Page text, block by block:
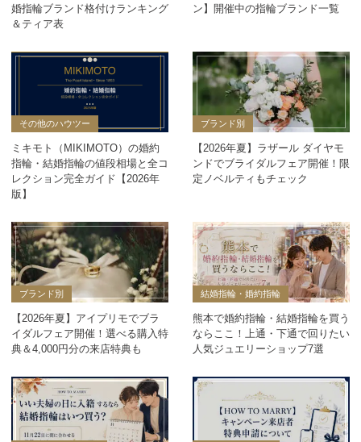
婚指輪ブランド格付けランキング
＆ティア表
ン】開催中の指輪ブランド一覧
その他のハウツー
ミキモト（MIKIMOTO）の婚約
指輪・結婚指輪の値段相場と全コ
レクション完全ガイド【2026年
版】
ブランド別
【2026年夏】ラザール ダイヤモ
ンドでブライダルフェア開催！限
定ノベルティもチェック
ブランド別
【2026年夏】アイプリモでブラ
イダルフェア開催！選べる購入特
典＆4,000円分の来店特典も
結婚指輪・婚約指輪
熊本で婚約指輪・結婚指輪を買う
ならここ！上通・下通で回りたい
人気ジュエリーショップ7選